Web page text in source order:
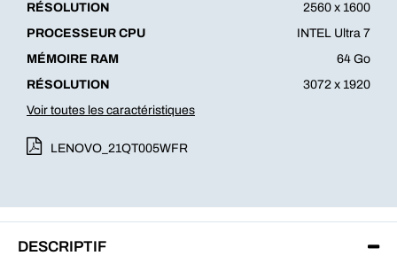
RÉSOLUTION
2560 x 1600
PROCESSEUR CPU
INTEL Ultra 7
MÉMOIRE RAM
64 Go
RÉSOLUTION
3072 x 1920
Voir toutes les caractéristiques
LENOVO_21QT005WFR
DESCRIPTIF